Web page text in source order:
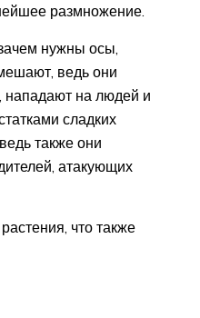
размножение.
нужны осы,
ведь они
нападают на людей и
сладких
также они
атакующих
что также